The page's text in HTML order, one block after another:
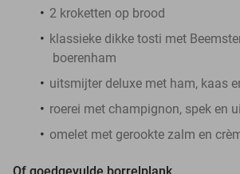
2 kroketten op brood
klassieke dikke tosti met
boerenham
uitsmijter deluxe met ham, kaas
roerei met champignon, spek en ui
omelet met gerookte zalm en